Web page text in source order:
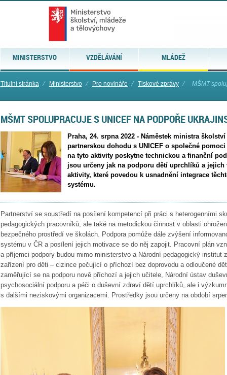
MINISTERSTVO VZDĚLÁVÁNÍ MLÁDEŽ
Titulní stránka ⁄ Ministerstvo ⁄ Pro novináře ⁄ Tiskové zprávy ⁄ MŠMT
MŠMT SPOLUPRACUJE S UNICEF NA PODPOŘE
Praha, 24. srpna 2022 - Náměstek ministra
partnerskou dohodu s UNICEF o společné
na tyto aktivity poskytne technickou a finanční
jsou určeny jak na podporu dětí uprchlíků a jejich
aktivity, které povedou k usnadnění integrace
systému.
Partnerství se soustředí na posílení kompetencí při práci s heterogenními
pedagogických pracovníků, ale také na metodickou činnost v oblasti
bezpečného prostředí ve školách. Podpora pomůže dále zvýšení
systému v ČR a posílení jejich motivace se do něj zapojit. Pracovní plán
a příjemci podpory budou mimo ministerstvo a Národní pedagogický institut
zařízení pro děti – cizince pečující o příchozí bez doprovodu a odloučené
zaměřující se na podporu nově příchozí a jejich učitele, Národní ústav
psychosociální podporu a péči o duševní zdraví dětí uprchlíků, ale i
s dalšími neziskovými organizacemi. Prostředky jsou určeny na období